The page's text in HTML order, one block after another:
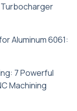
Aluminum 6061:
7 Powerful
Machining